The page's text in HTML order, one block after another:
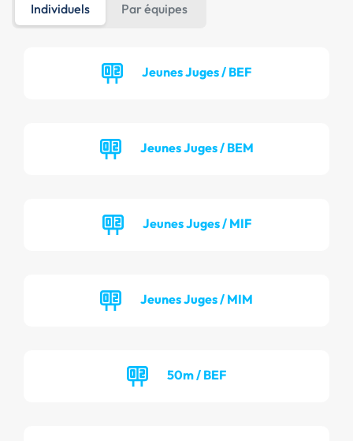
Individuels Par équipes
Jeunes Juges / BEF
Jeunes Juges / BEM
Jeunes Juges / MIF
Jeunes Juges / MIM
50m / BEF